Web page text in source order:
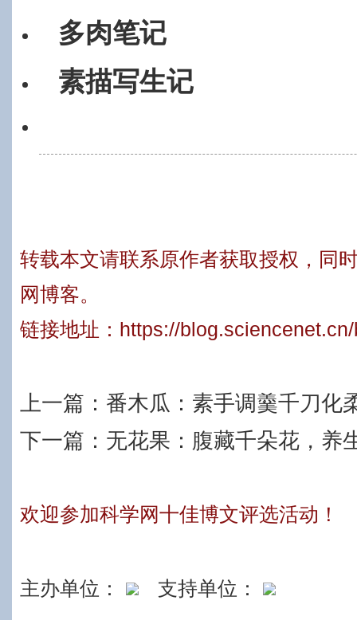
多肉笔记
素描写生记
转载本文请联系原作者获取授权，同
网博客。
链接地址： https://
上一篇： 番木瓜：素手调羹千刀化
下一篇： 无花果：腹藏千朵花，养
欢迎参加科学网十佳博文评选活动！
主办单位： 支持单位：